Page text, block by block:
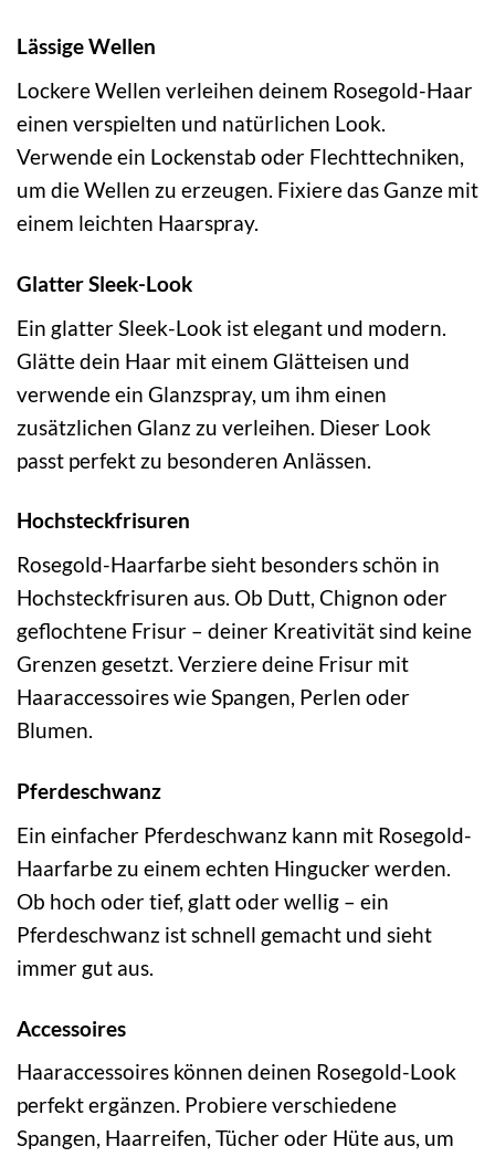
Lässige Wellen
Lockere Wellen verleihen deinem Rosegold-Haar
einen verspielten und natürlichen Look.
Verwende ein Lockenstab oder Flechttechniken,
um die Wellen zu erzeugen. Fixiere das Ganze mit
einem leichten Haarspray.
Glatter Sleek-Look
Ein glatter Sleek-Look ist elegant und modern.
Glätte dein Haar mit einem Glätteisen und
verwende ein Glanzspray, um ihm einen
zusätzlichen Glanz zu verleihen. Dieser Look
passt perfekt zu besonderen Anlässen.
Hochsteckfrisuren
Rosegold-Haarfarbe sieht besonders schön in
Hochsteckfrisuren aus. Ob Dutt, Chignon oder
geflochtene Frisur – deiner Kreativität sind keine
Grenzen gesetzt. Verziere deine Frisur mit
Haaraccessoires wie Spangen, Perlen oder
Blumen.
Pferdeschwanz
Ein einfacher Pferdeschwanz kann mit Rosegold-
Haarfarbe zu einem echten Hingucker werden.
Ob hoch oder tief, glatt oder wellig – ein
Pferdeschwanz ist schnell gemacht und sieht
immer gut aus.
Accessoires
Haaraccessoires können deinen Rosegold-Look
perfekt ergänzen. Probiere verschiedene
Spangen, Haarreifen, Tücher oder Hüte aus, um